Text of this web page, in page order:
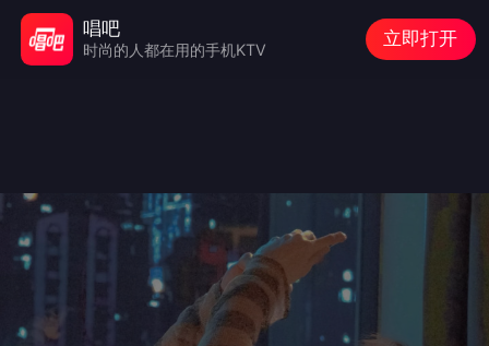
唱吧
时尚的人都在用的手机KTV
立即打开